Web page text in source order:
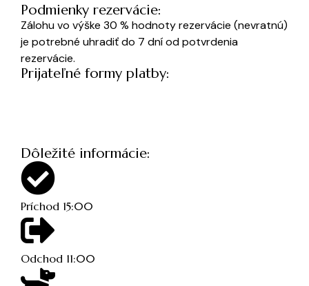
Podmienky rezervácie:
Zálohu vo výške 30 % hodnoty rezervácie (nevratnú)
je potrebné uhradiť do 7 dní od potvrdenia
rezervácie.
Prijateľné formy platby:
Dôležité informácie:
Príchod 15:00
Odchod 11:00